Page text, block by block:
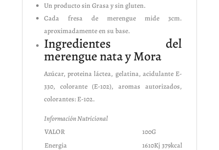
Un producto sin Grasa y sin gluten.
Cada fresa de merengue mide 3cm.
aproximadamente en su base.
Ingredientes del
merengue nata y Mora
Azúcar, proteina láctea, gelatina, acidulante E-
330, colorante (E-102), aromas autorizados,
colorantes: E-102.
Información Nutricional
VALOR
100G
Energia
1610Kj 379kcal